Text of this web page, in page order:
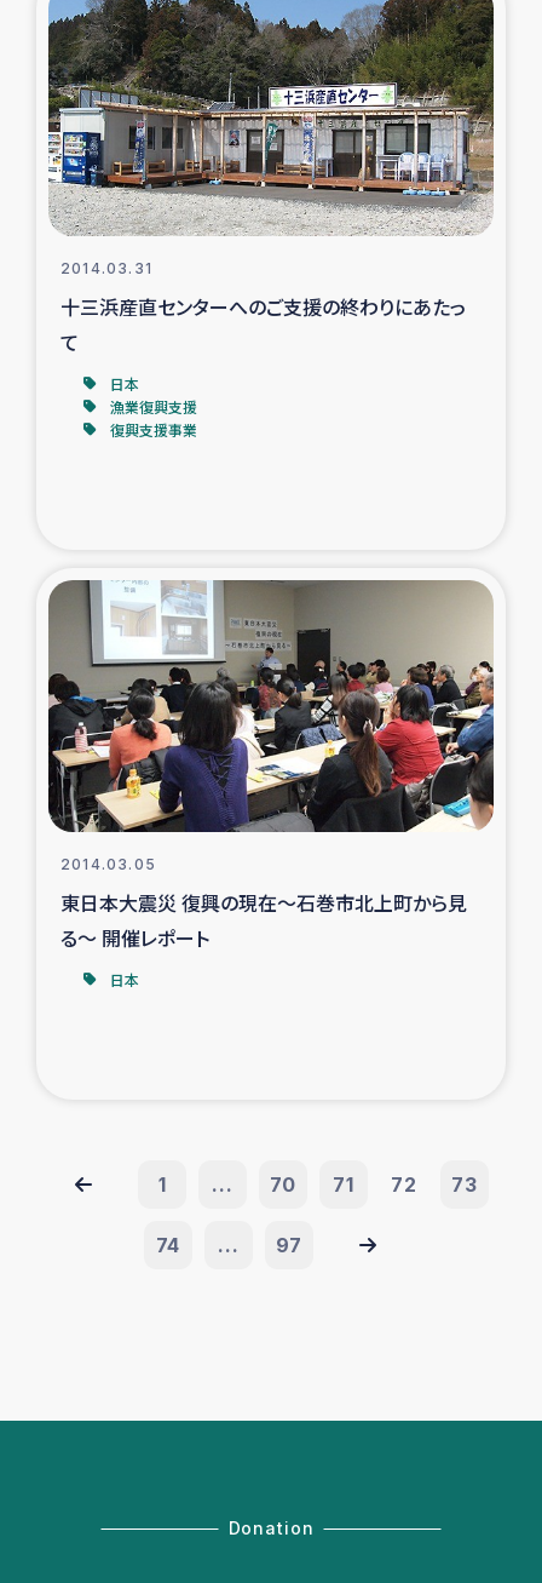
2014.03.31
十三浜産直センターへのご支援の終わりにあたっ
て
日本
漁業復興支援
復興支援事業
2014.03.05
東日本大震災 復興の現在～石巻市北上町から見
る～ 開催レポート
日本
1 ... 70 71 72 73
74 ... 97
Donation